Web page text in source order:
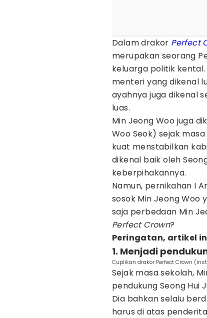
Dalam drakor Perfect
merupakan seorang
keluarga politik
menteri yang dikenal
ayahnya juga dikenal
luas.
Min Jeong Woo juga
Woo Seok) sejak
kuat menstabilkan
dikenal baik oleh
keberpihakannya.
Namun, pernikahan I
sosok Min Jeong Woo
saja perbedaan Min
Perfect Crown?
Peringatan, artikel
1. Menjadi
Cuplikan drakor Perfect Crown
Sejak masa sekolah,
pendukung Seong Hui
Dia bahkan selalu
harus di atas